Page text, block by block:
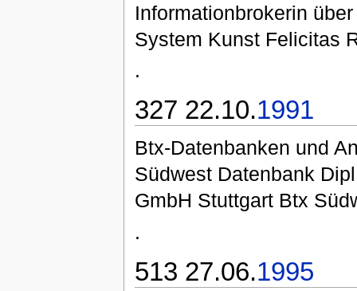
Informationbrokerin
System Kunst Felicitas
.
327 22.10.1991
Btx-Datenbanken und
Südwest Datenbank
GmbH Stuttgart Btx
.
513 27.06.1995